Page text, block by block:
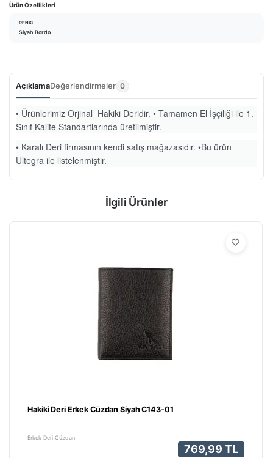
Ürün Özellikleri
RENK:
Siyah Bordo
AçıklamaDeğerlendirmeler 0
• Ürünlerimiz Orjinal Hakiki Deridir. • Tamamen El İşçiliği ile 1.
Sınıf Kalite Standartlarında üretilmiştir.
• Karalı Deri firmasının kendi satış mağazasıdır. •Bu ürün
Ultegra ile listelenmiştir.
İlgili Ürünler
Hakiki Deri Erkek Cüzdan Siyah C143-01
Erkek Deri Cüzdan
769,99 TL